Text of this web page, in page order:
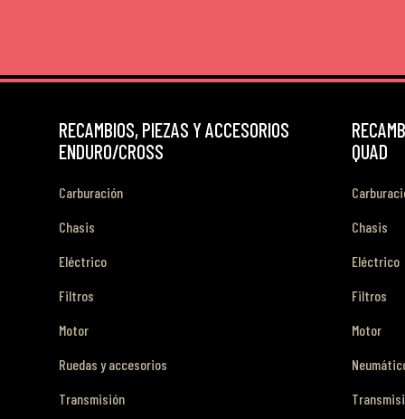
RECAMBIOS, PIEZAS Y ACCESORIOS
ENDURO/CROSS
Carburación
Chasis
Eléctrico
Filtros
Motor
Ruedas y accesorios
Transmisión
QUAD
Chasis
Eléctrico
Filtros
Motor